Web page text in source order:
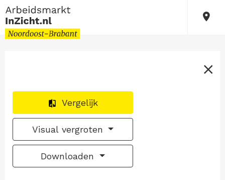
Vergelijk
Visual vergroten
Downloaden